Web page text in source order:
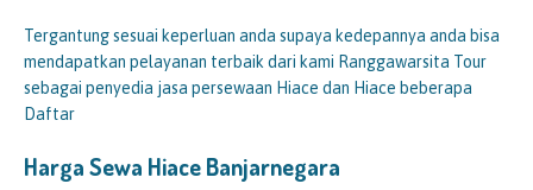
Tergantung sesuai keperluan anda supaya kedepannya anda bisa
mendapatkan pelayanan terbaik dari kami Ranggawarsita Tour
sebagai penyedia jasa persewaan Hiace dan Hiace beberapa
Daftar
Harga Sewa Hiace Banjarnegara